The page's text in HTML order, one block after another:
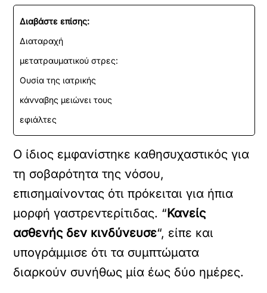
Διαβάστε επίσης:
Διαταραχή
μετατραυματικού στρες:
Ουσία της ιατρικής
κάνναβης μειώνει τους
εφιάλτες
Ο ίδιος εμφανίστηκε καθησυχαστικός για
τη σοβαρότητα της νόσου,
επισημαίνοντας ότι πρόκειται για ήπια
μορφή γαστρεντερίτιδας. “Κανείς
ασθενής δεν κινδύνευσε“, είπε και
υπογράμμισε ότι τα συμπτώματα
διαρκούν συνήθως μία έως δύο ημέρες.